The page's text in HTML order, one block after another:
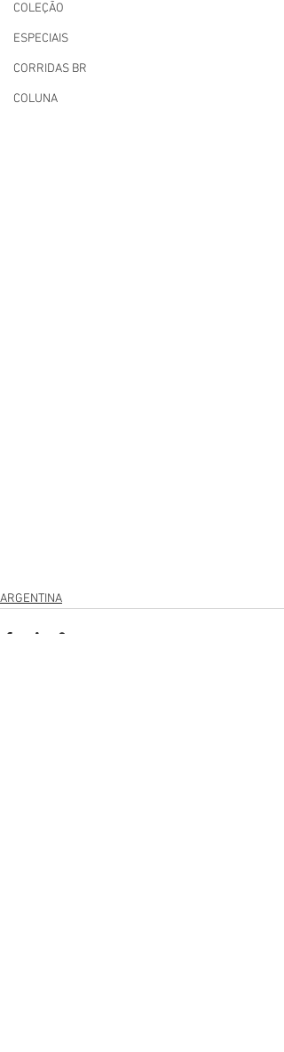
COLEÇÃO
ESPECIAIS
CORRIDAS BR
COLUNA
ARGENTINA